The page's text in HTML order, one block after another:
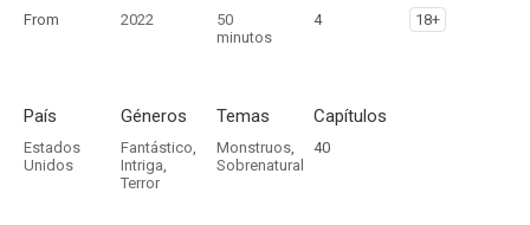
From 2022
50
minutos
4 18+
País
Estados
Unidos
Géneros
Fantástico,
Intriga,
Terror
Temas
Monstruos,
Sobrenatural
Capítulos
40